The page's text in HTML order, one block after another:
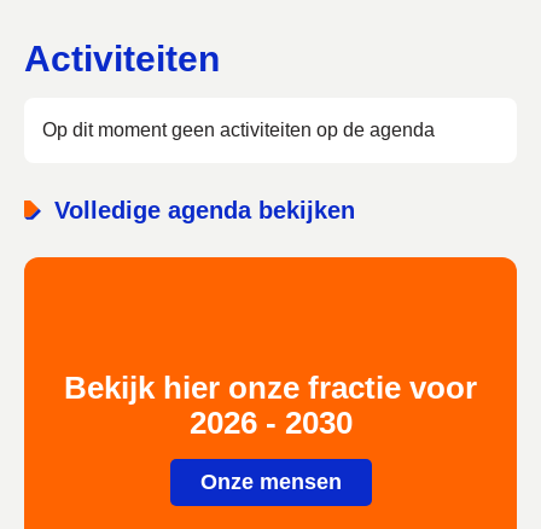
Activiteiten
Op dit moment geen activiteiten op de agenda
Volledige agenda bekijken
Bekijk hier onze fractie voor
2026 - 2030
Onze mensen